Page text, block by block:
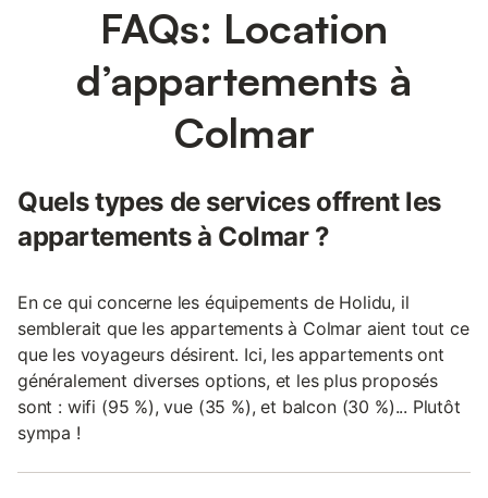
FAQs: Location
d’appartements à
Colmar
Quels types de services offrent les
appartements à Colmar ?
En ce qui concerne les équipements de Holidu, il
semblerait que les appartements à Colmar aient tout ce
que les voyageurs désirent. Ici, les appartements ont
généralement diverses options, et les plus proposés
sont : wifi (95 %), vue (35 %), et balcon (30 %)... Plutôt
sympa !